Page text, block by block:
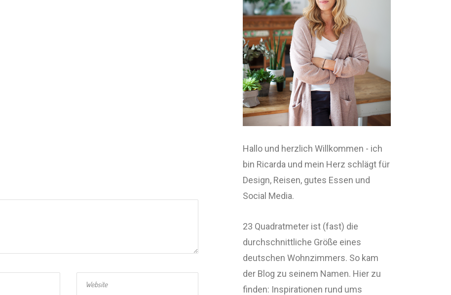
Hallo und herzlich Willkommen - ich
bin Ricarda und mein Herz schlägt für
Design, Reisen, gutes Essen und
Social Media.
23 Quadratmeter ist (fast) die
durchschnittliche Größe eines
deutschen Wohnzimmers. So kam
der Blog zu seinem Namen. Hier zu
finden: Inspirationen rund ums